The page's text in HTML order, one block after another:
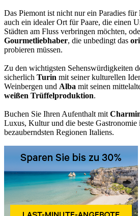
Das Piemont ist nicht nur ein Paradies für
auch ein idealer Ort für Paare, die einen
Städten am Fluss verbringen möchten,
Gourmetliebhaber, die unbedingt das
probieren müssen.
Zu den wichtigsten Sehenswürdigkeiten
sicherlich Turin mit seiner kulturellen
Weinbergen und Alba mit seinen
weißen Trüffelproduktion.
Buchen Sie Ihren Aufenthalt mit
Luxus, Kultur und die beste Gastronomie
bezauberndsten Regionen Italiens.